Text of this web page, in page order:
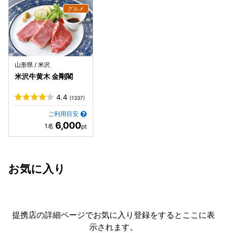
山形県 / 米沢
米沢牛黄木 金剛閣
4.4 (1337)
ご利用目安
6,000
お気に入り
提携店の詳細ページでお気に入り登録をすると ここに表
示されます。